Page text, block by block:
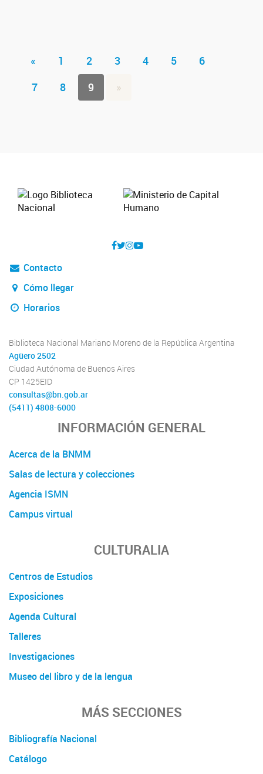
« 1 2 3 4 5
6
7
8 9 »
Contacto
Cómo llegar
Horarios
Biblioteca Nacional Mariano Moreno de la República Argentina
Agüero 2502
Ciudad Autónoma de Buenos Aires
CP 1425EID
consultas@bn.gob.ar
(5411) 4808-6000
INFORMACIÓN GENERAL
Acerca de la BNMM
Salas de lectura y colecciones
Agencia ISMN
Campus virtual
CULTURALIA
Centros de Estudios
Exposiciones
Agenda Cultural
Talleres
Investigaciones
Museo del libro y de la lengua
MÁS SECCIONES
Bibliografía Nacional
Catálogo